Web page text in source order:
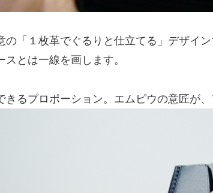
の「１枚革でぐるりと仕立てる」デザイ
スとは一線を画します。
きるプロポーション。エムピウの意匠が